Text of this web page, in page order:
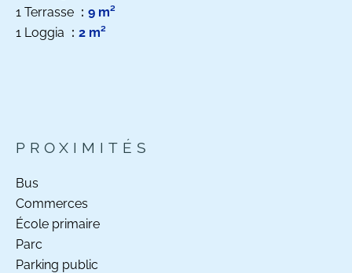
1 Terrasse
9 m²
1 Loggia
2 m²
PROXIMITÉS
Bus
Commerces
École primaire
Parc
Parking public